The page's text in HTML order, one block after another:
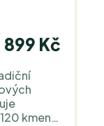
899 Kč
kmenů